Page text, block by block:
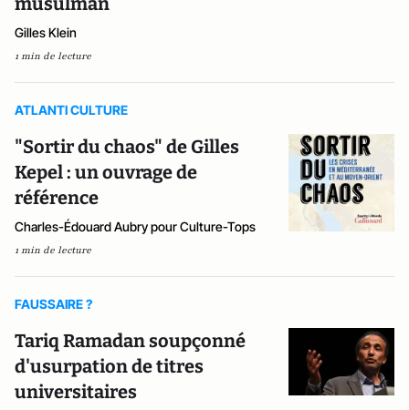
Gilles Klein
1 min de lecture
ATLANTI CULTURE
"Sortir du chaos" de Gilles
Kepel : un ouvrage de
référence
Charles-Édouard Aubry pour Culture-Tops
1 min de lecture
FAUSSAIRE ?
Tariq Ramadan soupçonné
d'usurpation de titres
universitaires